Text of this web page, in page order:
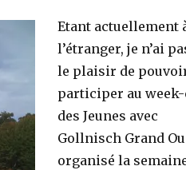
Etant actuellement
l’étranger, je n’ai
le plaisir de
participer au
des Jeunes avec
Gollnisch Grand
organisé la